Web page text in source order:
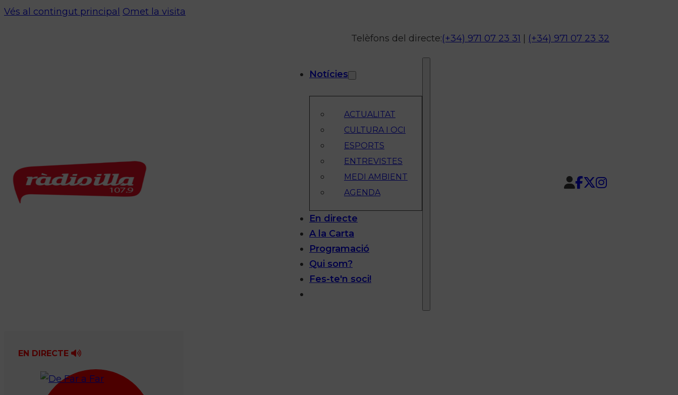
Vés al contingut principal Omet la visita
Telèfons del directe:(+34) 971 07 23 31 (+34) 971 07 23 32
Notícies
ACTUALITAT
CULTURA I OCI
ESPORTS
ENTREVISTES
MEDI AMBIENT
AGENDA
En directe
A la Carta
Programació
Qui som?
Fes-te'n soci!
EN DIRECTE